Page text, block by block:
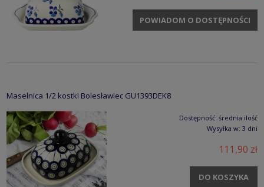
POWIADOM O DOSTĘPNOŚCI
Maselnica 1/2 kostki Bolesławiec GU1393DEK8
Dostępność: średnia ilość
Wysyłka w: 3 dni
111,90 zł
DO KOSZYKA